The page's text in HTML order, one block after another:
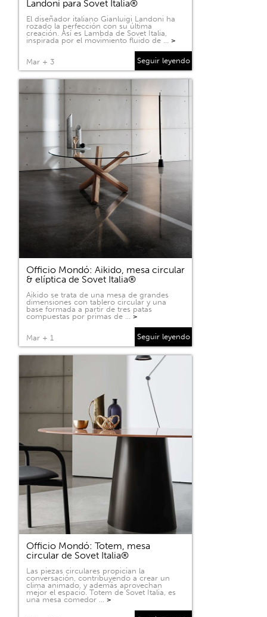
Landoni para Sovet Italia®
El diseñador italiano Gianluigi Landoni ha
rozado la perfección con su última
creación. Así es Lambda de Sovet Italia,
inspirada por el movimiento fluido de … >
Mar + 3 Seguir leyendo
Officio Mondó: Aikido, mesa circular
& elíptica de Sovet Italia®
Aikido se trata de una mesa de grandes
dimensiones con tablero circular y una
base formada a partir de tres patas
compuestas por primas de … >
Mar + 1 Seguir leyendo
Officio Mondó: Totem, mesa
circular de Sovet Italia®
Las piezas circulares propician la
conversación, contribuyendo a crear un
clima animado, y además aprovechan
mejor el espacio. Totem de Sovet Italia, es
una mesa comedor … >